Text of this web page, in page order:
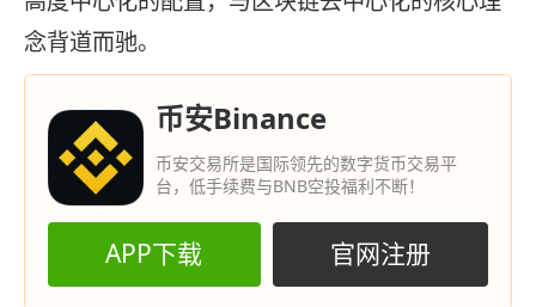
念背道而驰。
币安Binance
币安交易所是国际领先的数字货币交易平
台，低手续费与BNB空投福利不断！
APP下载 官网注册